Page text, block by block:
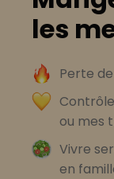
les
Perte
ou mes
Vivre
en